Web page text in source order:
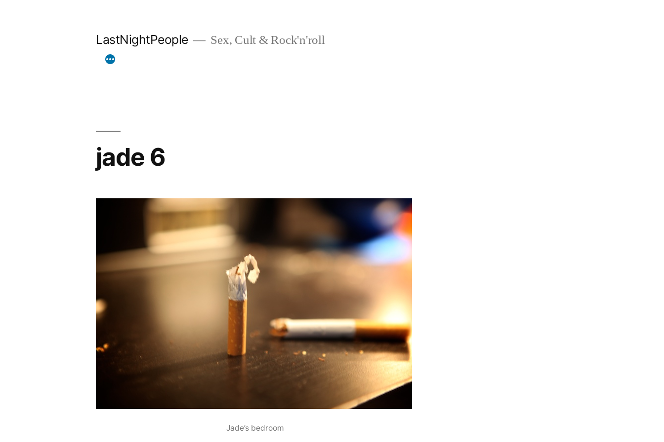
LastNightPeople Sex, Cult & Rock'n'roll
jade 6
Jade’s bedroom